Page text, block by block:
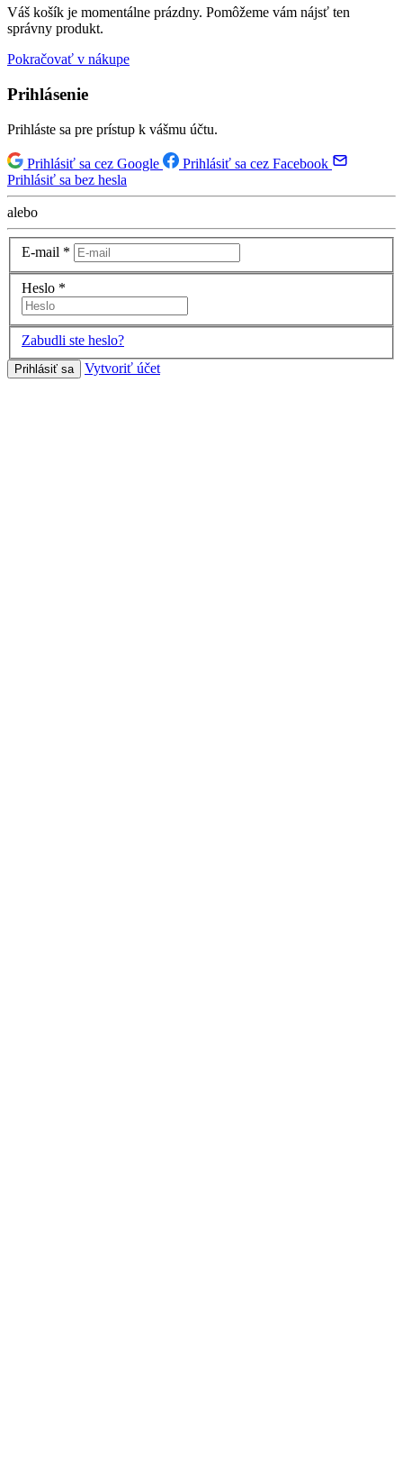
Váš košík je momentálne prázdny. Pomôžeme vám nájsť ten
správny produkt.
Pokračovať v nákupe
Prihlásenie
Prihláste sa pre prístup k vášmu účtu.
Prihlásiť sa cez Google
Prihlásiť sa cez Facebook
Prihlásiť sa bez hesla
alebo
E-mail *
Heslo *
Zabudli ste heslo?
Prihlásiť sa Vytvoriť účet